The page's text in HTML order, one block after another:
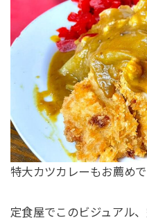
特大カツカレーもお薦めで
定食屋でこのビジュアル、